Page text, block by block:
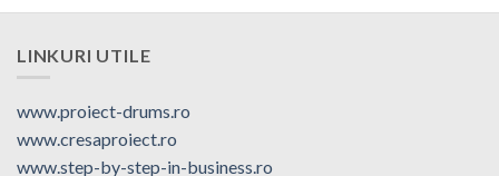
LINKURI UTILE
www.proiect-drums.ro
www.cresaproiect.ro
www.step-by-step-in-business.ro